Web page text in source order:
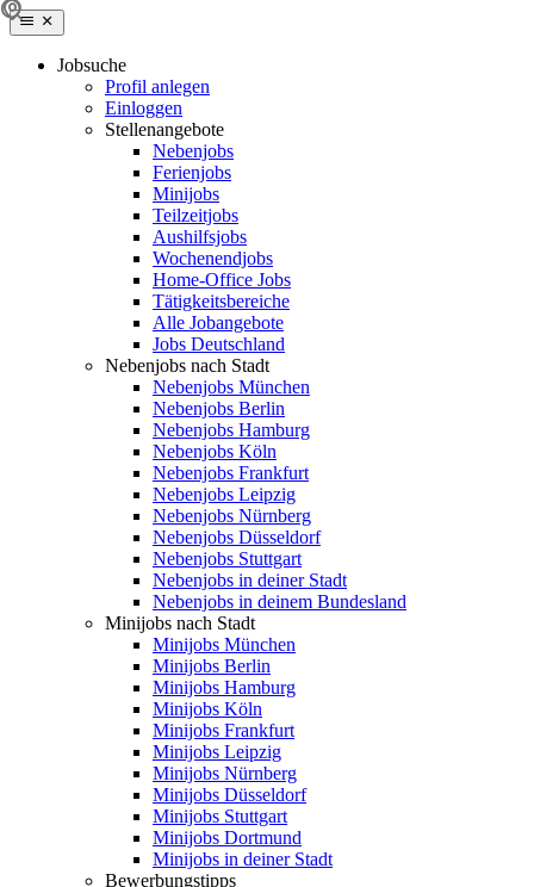
Jobsuche
Profil anlegen
Einloggen
Stellenangebote
Nebenjobs
Ferienjobs
Minijobs
Teilzeitjobs
Aushilfsjobs
Wochenendjobs
Home-Office Jobs
Tätigkeitsbereiche
Alle Jobangebote
Jobs Deutschland
Nebenjobs nach Stadt
Nebenjobs München
Nebenjobs Berlin
Nebenjobs Hamburg
Nebenjobs Köln
Nebenjobs Frankfurt
Nebenjobs Leipzig
Nebenjobs Nürnberg
Nebenjobs Düsseldorf
Nebenjobs Stuttgart
Nebenjobs in deiner Stadt
Nebenjobs in deinem Bundesland
Minijobs nach Stadt
Minijobs München
Minijobs Berlin
Minijobs Hamburg
Minijobs Köln
Minijobs Frankfurt
Minijobs Leipzig
Minijobs Nürnberg
Minijobs Düsseldorf
Minijobs Stuttgart
Minijobs Dortmund
Minijobs in deiner Stadt
Bewerbungstipps